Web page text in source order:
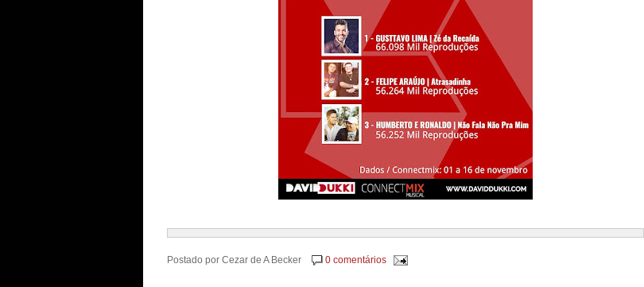
Postado por Cezar de A Becker 0 comentários